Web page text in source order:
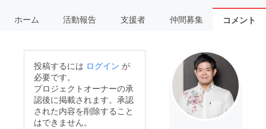
ホーム 活動報告 支援者 仲間募集 コメント
投稿するには ログイン が
必要です。
プロジェクトオーナーの承
認後に掲載されます。承認
された内容を削除すること
はできません。